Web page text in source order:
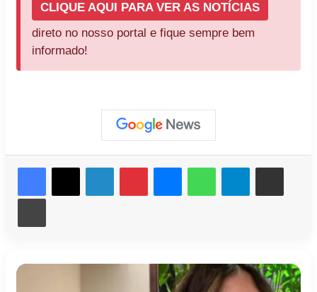
CLIQUE AQUI PARA VER AS NOTÍCIAS
direto no nosso portal e fique sempre bem
informado!
Facebook
X LinkedinPinterestMessengerWhatsAppTelegramCompartilhar via e-mail
Imprimir
Famílias
Fátima